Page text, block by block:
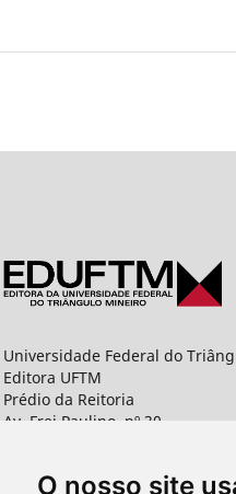
O nosso site
Universidade Federal do
Editora UFTM
Prédio da Reitoria
Av. Frei Paulino, nº 30,
CEP: 38025-180 - Uberaba - MG